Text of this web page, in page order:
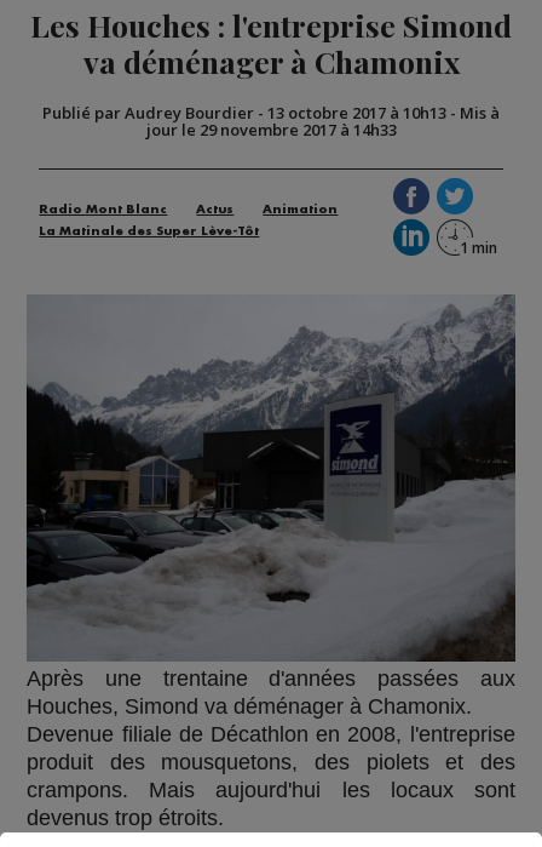
Les Houches : l'entreprise Simond
va déménager à Chamonix
Publié par Audrey Bourdier - 13 octobre 2017 à 10h13 - Mis à
jour le 29 novembre 2017 à 14h33
Radio Mont Blanc Actus
Animation
La Matinale des Super Lève-Tôt
Après une trentaine d'années passées aux
Houches, Simond va déménager à Chamonix.
Devenue filiale de Décathlon en 2008, l'entreprise
produit des mousquetons, des piolets et des
crampons. Mais aujourd'hui les locaux sont
devenus trop étroits.